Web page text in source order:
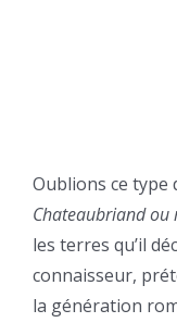
Oublions ce
Chateaubriand ou
les terres qu’il
connaisseur,
la génération